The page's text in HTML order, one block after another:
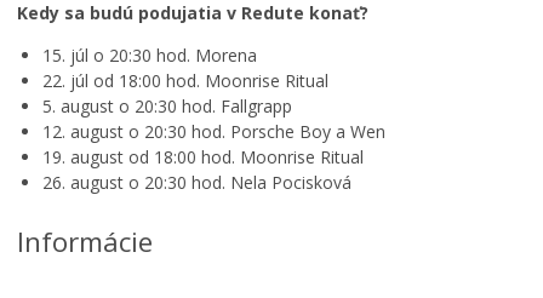
Kedy sa budú podujatia v Redute konať?
15. júl o 20:30 hod. Morena
22. júl od 18:00 hod. Moonrise Ritual
5. august o 20:30 hod. Fallgrapp
12. august o 20:30 hod. Porsche Boy a Wen
19. august od 18:00 hod. Moonrise Ritual
26. august o 20:30 hod. Nela Pocisková
Informácie